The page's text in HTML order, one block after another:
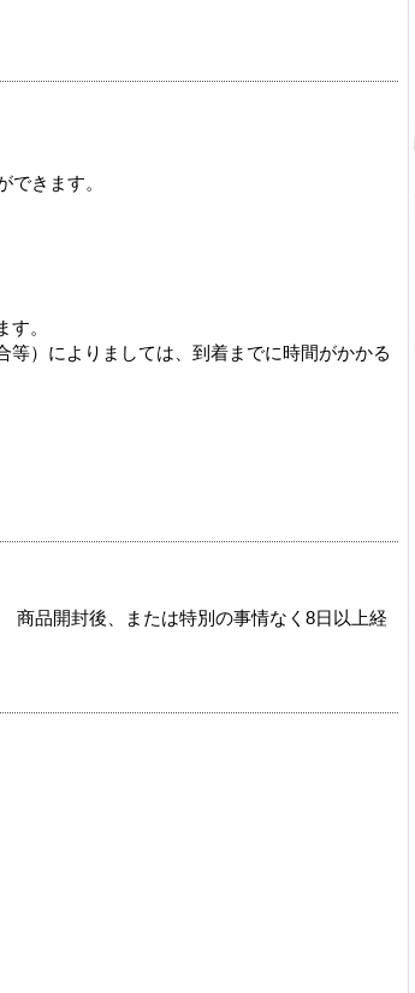
できます。
。
）によりましては、到着までに時間がかかる
商品開封後、または特別の事情なく8日以上経